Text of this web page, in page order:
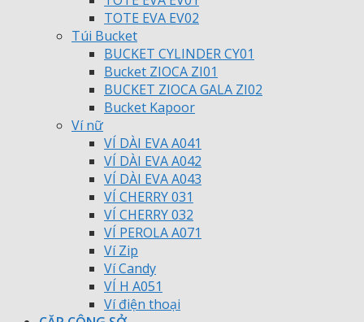
TOTE EVA EV02
Túi Bucket
BUCKET CYLINDER CY01
Bucket ZIOCA ZI01
BUCKET ZIOCA GALA ZI02
Bucket Kapoor
Ví nữ
VÍ DÀI EVA A041
VÍ DÀI EVA A042
VÍ DÀI EVA A043
VÍ CHERRY 031
VÍ CHERRY 032
VÍ PEROLA A071
Ví Zip
Ví Candy
VÍ H A051
Ví điện thoại